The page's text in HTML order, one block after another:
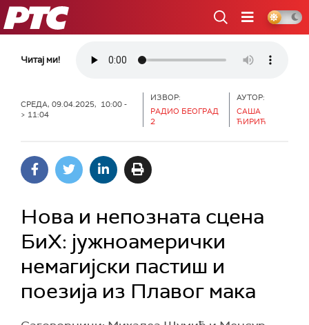
РТС
Читај ми!
СРЕДА, 09.04.2025, 10:00 -
> 11:04
ИЗВОР:
РАДИО БЕОГРАД
2
АУТОР:
САША
ЋИРИЋ
Нова и непозната сцена
БиХ: јужноамерички
немагијски пастиш и
поезија из Плавог мака